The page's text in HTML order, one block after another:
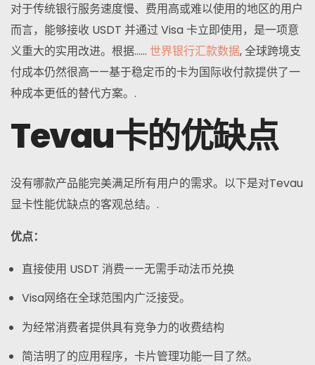
对于传统银行服务速度慢、费用高或难以使用的地区的用户
而言，能够接收 USDT 并通过 Visa 卡立即使用，是一项意
义重大的实用改进。根据…… 世界银行汇款数据, 全球跨境支
付成本仍然很高——基于稳定币的卡为国际收付款提供了一
种成本更低的替代方案。.
Tevau卡的优缺点
没有哪款产品能完美满足所有用户的需求。以下是对Tevau
显卡性能优缺点的客观总结。.
优点：
直接使用 USDT 消费——无需手动法币兑换
Visa网络在全球范围内广泛接受。
为经常消费者提供具有竞争力的收费结构
简洁明了的应用程序，卡片管理功能一目了然。